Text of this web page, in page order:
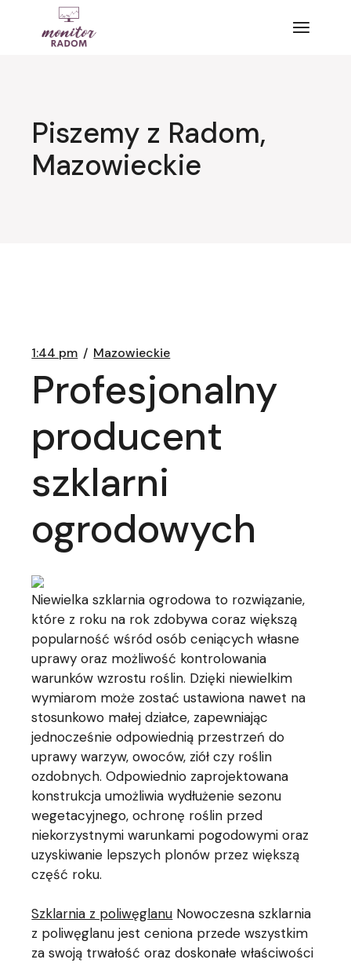
Piszemy z Radom,
Mazowieckie
1:44 pm Mazowieckie
Profesjonalny
producent
szklarni
ogrodowych
Niewielka szklarnia ogrodowa to rozwiązanie,
które z roku na rok zdobywa coraz większą
popularność wśród osób ceniących własne
uprawy oraz możliwość kontrolowania
warunków wzrostu roślin. Dzięki niewielkim
wymiarom może zostać ustawiona nawet na
stosunkowo małej działce, zapewniając
jednocześnie odpowiednią przestrzeń do
uprawy warzyw, owoców, ziół czy roślin
ozdobnych. Odpowiednio zaprojektowana
konstrukcja umożliwia wydłużenie sezonu
wegetacyjnego, ochronę roślin przed
niekorzystnymi warunkami pogodowymi oraz
uzyskiwanie lepszych plonów przez większą
część roku.
Szklarnia z poliwęglanu Nowoczesna szklarnia
z poliwęglanu jest ceniona przede wszystkim
za swoją trwałość oraz doskonałe właściwości